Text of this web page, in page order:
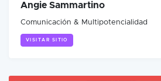
Angie Sammartino
Comunicación & Multipotencialidad
VISITAR SITIO